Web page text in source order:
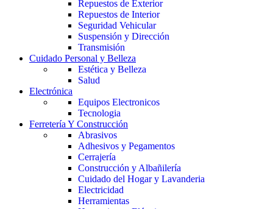
Repuestos de Exterior
Repuestos de Interior
Seguridad Vehicular
Suspensión y Dirección
Transmisión
Cuidado Personal y Belleza
Estética y Belleza
Salud
Electrónica
Equipos Electronicos
Tecnologia
Ferretería Y Construcción
Abrasivos
Adhesivos y Pegamentos
Cerrajería
Construcción y Albañilería
Cuidado del Hogar y Lavanderia
Electricidad
Herramientas